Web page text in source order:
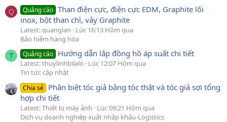
Q Quảng cáo Than điện cực, điện cực EDM, Graphite lõi
inox, bột than chì, vảy Graphite
Latest: quanglan
Lúc 16:13 Hôm qua
Bảo hiểm hàng hóa
T Quảng cáo Hướng dẫn lắp đồng hồ áp suất chi tiết
Latest: thuylinhbilalo
Lúc 12:07 Hôm qua
Tin tức cập nhật
Chia sẻ Phân biệt tóc giả bằng tóc thật và tóc giả sợi tổng
hợp chi tiết
Latest: Thiết bị máy ảnh
Lúc 09:21 Hôm qua
Dịch vụ doanh nghiệp xuất nhập khẩu-Logistics